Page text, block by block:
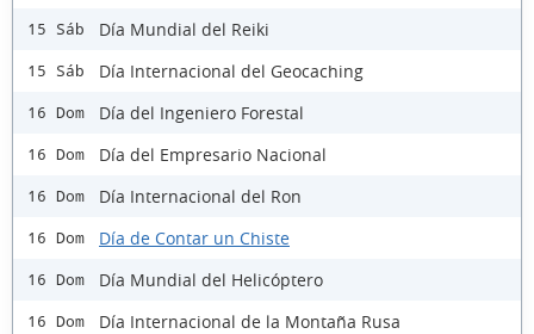
15 Sáb Día Mundial del Reiki
15 Sáb Día Internacional del Geocaching
16 Dom Día del Ingeniero Forestal
16 Dom Día del Empresario Nacional
16 Dom Día Internacional del Ron
16 Dom Día de Contar un Chiste
16 Dom Día Mundial del Helicóptero
16 Dom Día Internacional de la Montaña Rusa